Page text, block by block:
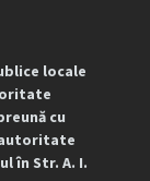
locale
cu
în Str. A. I.